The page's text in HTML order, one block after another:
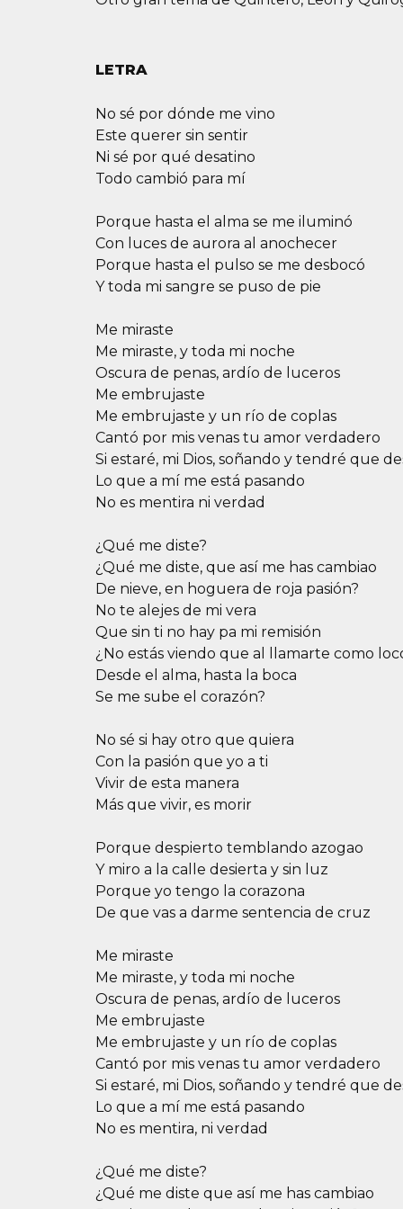
LETRA
No sé por dónde me vino
Este querer sin sentir
Ni sé por qué desatino
Todo cambió para mí
Porque hasta el alma se me iluminó
Con luces de aurora al anochecer
Porque hasta el pulso se me desbocó
Y toda mi sangre se puso de pie
Me miraste
Me miraste, y toda mi noche
Oscura de penas, ardío de luceros
Me embrujaste
Me embrujaste y un río de coplas
Cantó por mis venas tu amor verdadero
Si estaré, mi Dios, soñando y tendré que
Lo que a mí me está pasando
No es mentira ni verdad
¿Qué me diste?
¿Qué me diste, que así me has cambiao
De nieve, en hoguera de roja pasión?
No te alejes de mi vera
Que sin ti no hay pa mi remisión
¿No estás viendo que al llamarte como
Desde el alma, hasta la boca
Se me sube el corazón?
No sé si hay otro que quiera
Con la pasión que yo a ti
Vivir de esta manera
Más que vivir, es morir
Porque despierto temblando azogao
Y miro a la calle desierta y sin luz
Porque yo tengo la corazona
De que vas a darme sentencia de cruz
Me miraste
Me miraste, y toda mi noche
Oscura de penas, ardío de luceros
Me embrujaste
Me embrujaste y un río de coplas
Cantó por mis venas tu amor verdadero
Si estaré, mi Dios, soñando y tendré que
Lo que a mí me está pasando
No es mentira, ni verdad
¿Qué me diste?
¿Qué me diste que así me has cambiao